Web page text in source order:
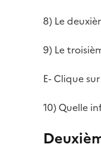
8) Le
9) Le
E- Clique
10) Quelle